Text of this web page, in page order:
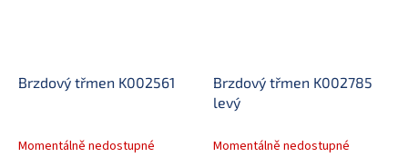
Brzdový třmen K002561
Momentálně nedostupné
Brzdový třmen K002785
levý
Momentálně nedostupné